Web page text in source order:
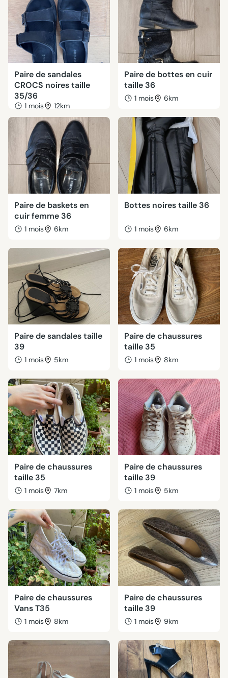
Paire de sandales
CROCS noires taille
35/36
1 mois 12km
Paire de bottes en cuir
taille 36
1 mois 6km
Paire de baskets en
cuir femme 36
1 mois 6km
Bottes noires taille 36
1 mois 6km
Paire de sandales taille
39
1 mois 5km
Paire de chaussures
taille 35
1 mois 8km
Paire de chaussures
taille 35
1 mois 7km
Paire de chaussures
taille 39
1 mois 5km
Paire de chaussures
Vans T35
1 mois 8km
Paire de chaussures
taille 39
1 mois 9km